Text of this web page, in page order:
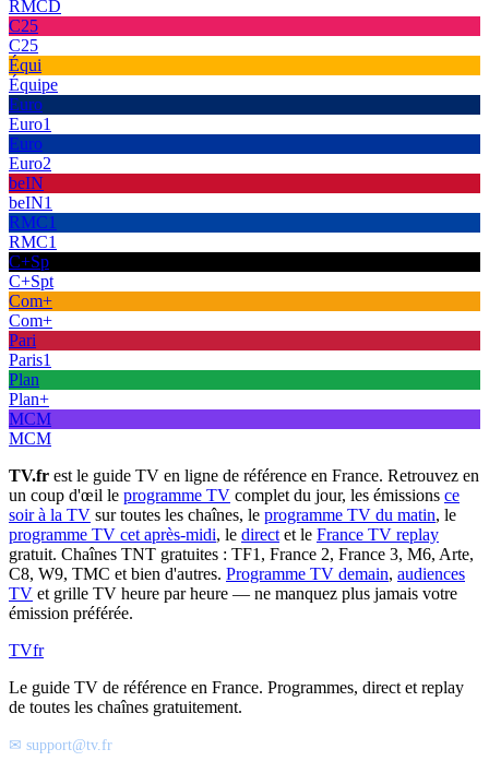
RMCD
C25
C25
Équi
Équipe
Euro
Euro1
Euro
Euro2
beIN
beIN1
RMC1
RMC1
C+Sp
C+Spt
Com+
Com+
Pari
Paris1
Plan
Plan+
MCM
MCM
TV.fr est le guide TV en ligne de référence en France. Retrouvez en
un coup d'œil le programme TV complet du jour, les émissions ce
soir à la TV sur toutes les chaînes, le programme TV du matin, le
programme TV cet après-midi, le direct et le France TV replay
gratuit. Chaînes TNT gratuites : TF1, France 2, France 3, M6, Arte,
C8, W9, TMC et bien d'autres. Programme TV demain, audiences
TV et grille TV heure par heure — ne manquez plus jamais votre
émission préférée.
TVfr
Le guide TV de référence en France. Programmes, direct et replay
de toutes les chaînes gratuitement.
✉ support@tv.fr